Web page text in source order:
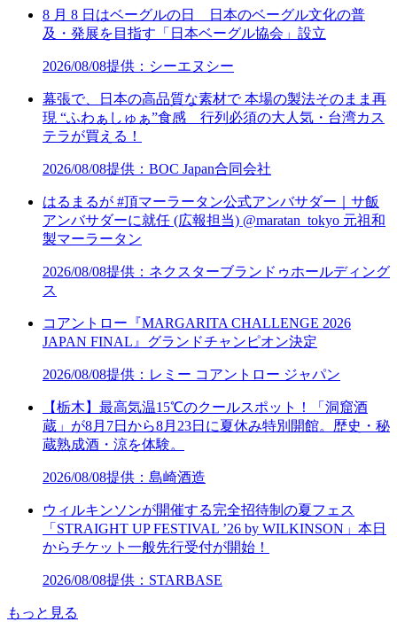
8 月 8 日はベーグルの日 日本のベーグル文化の普
及・発展を目指す「日本ベーグル協会」設立
2026/08/08提供：シーエヌシー
幕張で、日本の高品質な素材で 本場の製法そのまま再
現 “ふわぁしゅぁ”食感 行列必須の大人気・台湾カス
テラが買える！
2026/08/08提供：BOC Japan合同会社
はるまるが #頂マーラータン公式アンバサダー｜サ飯
アンバサダーに就任 (広報担当) @maratan_tokyo 元祖和
製マーラータン
2026/08/08提供：ネクスターブランドゥホールディング
ス
コアントロー『MARGARITA CHALLENGE 2026
JAPAN FINAL』グランドチャンピオン決定
2026/08/08提供：レミー コアントロー ジャパン
【栃木】最高気温15℃のクールスポット！「洞窟酒
蔵」が8月7日から8月23日に夏休み特別開館。歴史・秘
蔵熟成酒・涼を体験。
2026/08/08提供：島崎酒造
ウィルキンソンが開催する完全招待制の夏フェス
「STRAIGHT UP FESTIVAL ’26 by WILKINSON」本日
からチケット一般先行受付が開始！
2026/08/08提供：STARBASE
もっと見る